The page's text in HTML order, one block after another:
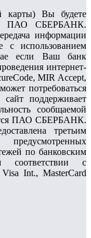
карты) Вы будете
ПАО СБЕРБАНК.
информации
с использованием
если Ваш банк
интернет-
MIR Accept,
потребоваться
поддерживает
сообщаемой
ПАО СБЕРБАНК.
третьим
по банковским
соответствии с
Int., MasterCard